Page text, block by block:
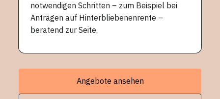
notwendigen Schritten – zum Beispiel bei
Anträgen auf Hinterbliebenenrente –
beratend zur Seite.
Angebote ansehen